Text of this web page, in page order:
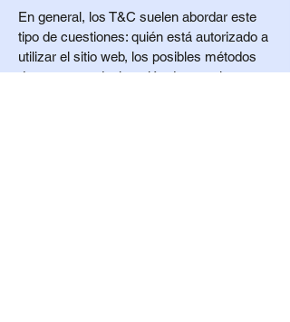
En general, los T&C suelen abordar este
tipo de cuestiones: quién está autorizado a
utilizar el sitio web, los posibles métodos
de pago, una declaración de que el